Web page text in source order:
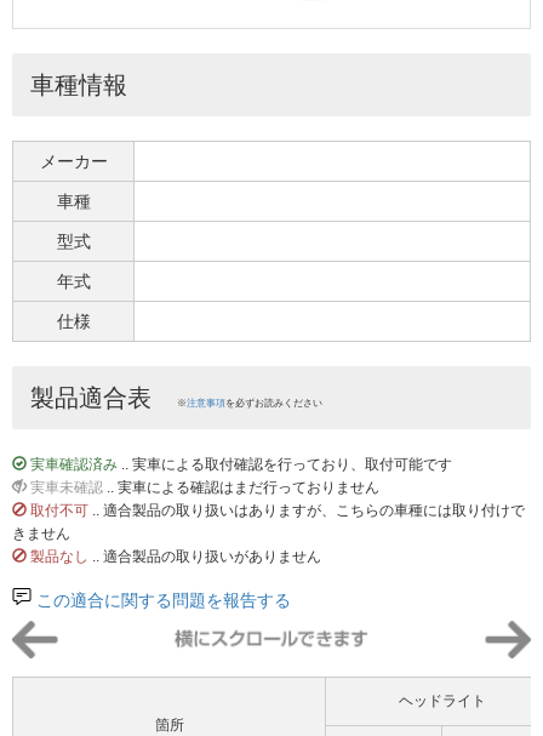
車種情報
メーカー
車種
型式
年式
仕様
製品適合表 ※注意事項を必ずお読みください
実車確認済み .. 実車による取付確認を行っており、取付可能です
実車未確認 .. 実車による確認はまだ行っておりません
取付不可 .. 適合製品の取り扱いはありますが、こちらの車種には取り付けで
きません
製品なし .. 適合製品の取り扱いがありません
この適合に関する問題を報告する
箇所
ヘッドライト